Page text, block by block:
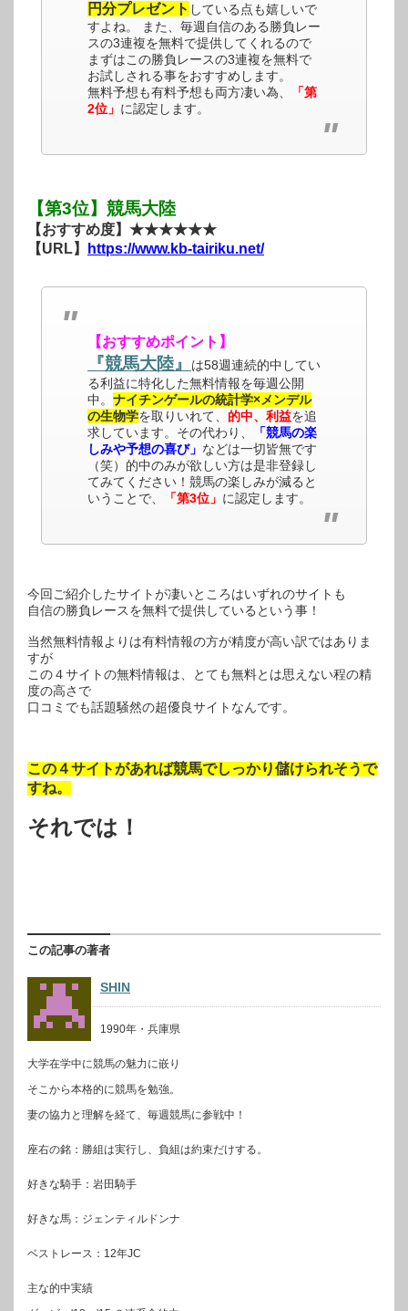
円分プレゼント している点も嬉しいで
すよね。 また、毎週自信のある勝負レー
スの3連複を無料で提供してくれるので
まずはこの勝負レースの3連複を無料で
お試しされる事をおすすめします。
無料予想も有料予想も両方凄い為、
「第
2位」 に認定します。
【第3位】競馬大陸
【おすすめ度】★★★★★★
【URL】
https://www.kb-tairiku.net/
【おすすめポイント】
『競馬大陸』
は58週連続的中してい
る利益に特化した無料情報を毎週公開
中。 ナイチンゲールの統計学×メンデル
の生物学を取りいれて、 的中、利益を追
求しています。その代わり、
「競馬の楽
しみや予想の喜び」 などは一切皆無です
（笑）的中のみが欲しい方は是非登録し
てみてください！競馬の楽しみが減ると
いうことで、
「第3位」 に認定します。
今回ご紹介したサイトが凄いところはいずれのサイトも
自信の勝負レースを無料で提供しているという事！
当然無料情報よりは有料情報の方が精度が高い訳ではありま
すが
この４サイトの無料情報は、とても無料とは思えない程の精
度の高さで
口コミでも話題騒然の超優良サイトなんです。
この４サイトがあれば競馬でしっかり儲けられそうで
すね。
それでは！
この記事の著者
SHIN
1990年・兵庫県
大学在学中に競馬の魅力に嵌り
そこから本格的に競馬を勉強。
妻の協力と理解を経て、毎週競馬に参戦中！
座右の銘：勝組は実行し、負組は約束だけする。
好きな騎手：岩田騎手
好きな馬：ジェンティルドンナ
ベストレース：12年JC
主な的中実績